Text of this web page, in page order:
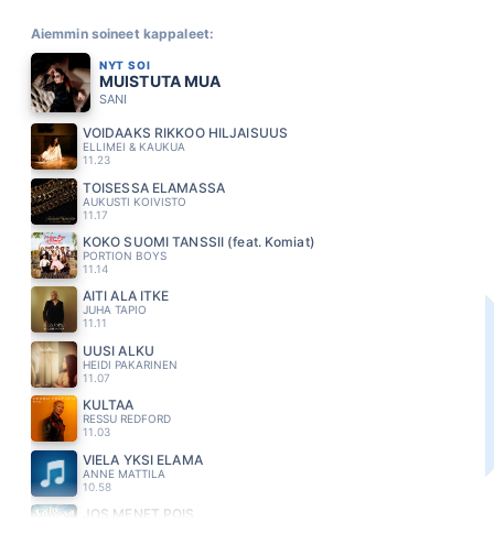
Aiemmin soineet kappaleet:
NYT SOI
MUISTUTA MUA
SANI
VOIDAAKS RIKKOO HILJAISUUS
ELLIMEI & KAUKUA
11.23
TOISESSA ELÄMÄSSÄ
AUKUSTI KOIVISTO
11.17
KOKO SUOMI TANSSII (feat. Komiat)
PORTION BOYS
11.14
ÄITI ÄLÄ ITKE
JUHA TAPIO
11.11
UUSI ALKU
HEIDI PAKARINEN
11.07
KULTAA
RESSU REDFORD
11.03
VIELA YKSI ELAMA
ANNE MATTILA
10.58
JOS MENET POIS